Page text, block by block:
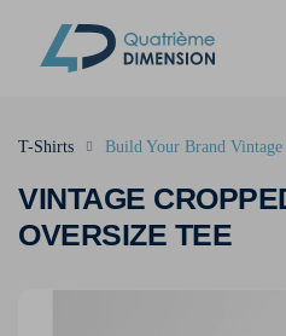
VINTAGE
OVERSIZE TEE
T-Shirts Build Your Brand Vintage